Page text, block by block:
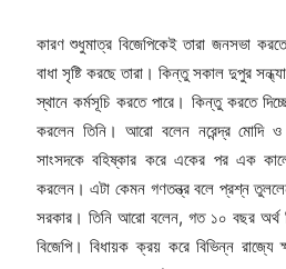
কারণ শুধুমাত্র বিজেপিকেই তারা জনসভা
বাধা সৃষ্টি করছে তারা। কিন্তু সকাল দুপুর
স্থানে কর্মসূচি করতে পারে। কিন্তু করতে
করলেন তিনি। আরো বলেন নরেন্দ্র
সাংসদকে বহিষ্কার করে একের পর এক
করলেন। এটা কেমন গণতন্ত্র বলে প্রশ্ন
সরকার। তিনি আরো বলেন, গত ১০ বছর অর্থ
বিজেপি। বিধায়ক ক্রয় করে বিভিন্ন রাজ্যে